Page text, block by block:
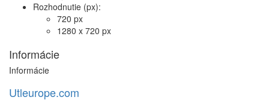
Rozhodnutie (px):
720 px
1280 x 720 px
Informácie
Informácie
Utleurope.com